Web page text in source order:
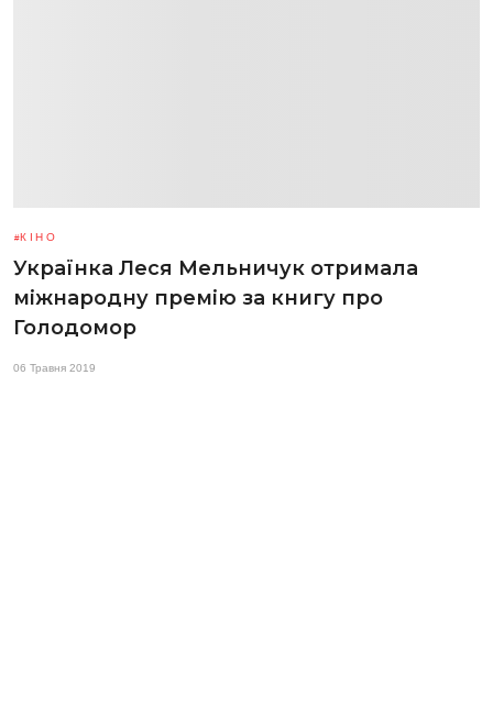
КІНО
Українка Леся Мельничук отримала
міжнародну премію за книгу про
Голодомор
06 Травня 2019